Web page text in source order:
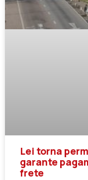
Lei torna
garante
frete